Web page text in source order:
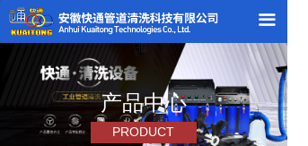
끀
产品中心
PRODUCT